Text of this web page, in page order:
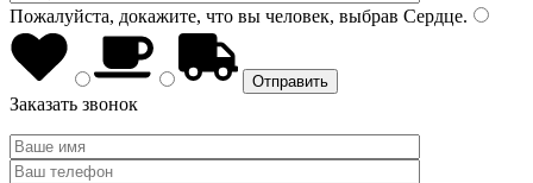
Пожалуйста, докажите, что вы человек, выбрав Сердце.
Заказать звонок